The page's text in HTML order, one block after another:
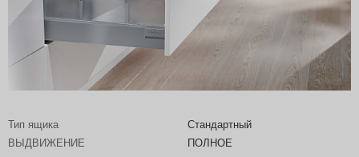
Тип ящика
Стандартный
ВЫДВИЖЕНИЕ
ПОЛНОЕ